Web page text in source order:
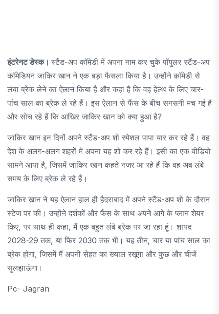
इंटरेनट डेस्क। स्टैंड-अप कॉमेडी में अपना नाम कर चुके पॉपुलर स्टैंड-अप
कॉमेडियन जाकिर खान ने एक बड़ा फैसला किया है। उन्होंने कॉमेडी से
लंबा ब्रेक लेने का ऐलान किया है और कहा है कि वह हेल्थ के लिए चार-
पांच साल का ब्रेक ले रहे हैं। इस ऐलान से फैंस के बीच सनसनी मच गई है
और सोच रहे हैं कि आखिर जाकिर खान को क्या हुआ है?
जाकिर खान इन दिनों अपने स्टैंड-अप शो स्पेशल पापा यार कर रहे हैं। वह
देश के अलग-अलग शहरों में अपना यह शो कर रहे हैं। इसी का एक वीडियो
सामने आया है, जिसमें जाकिर खान कहते नजर आ रहे हैं कि वह अब लंबे
समय के लिए ब्रेक ले रहे हैं।
जाकिर खान ने यह ऐलान हाल ही हैदराबाद में अपने स्टैंड-अप शो के दौरान
स्टेज पर की। उन्होंने दर्शकों और फैंस के साथ अपने आगे के प्लान शेयर
किए, पर साथ ही कहा, मैं एक बहुत लंबे ब्रेक पर जा रहा हूं। शायद
2028-29 तक, या फिर 2030 तक भी। यह तीन, चार या पांच साल का
ब्रेक होगा, जिसमें मैं अपनी सेहत का ख्याल रखूंगा और कुछ और चीजें
सुलझाऊंगा।
Pc- Jagran